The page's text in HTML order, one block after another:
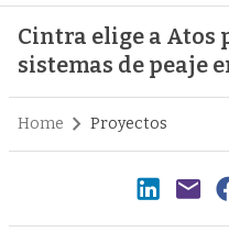
Cintra elige a Atos
sistemas de peaje
Home Proyectos